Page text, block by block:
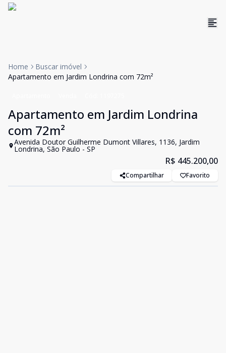
Home
Buscar imóvel
Apartamento em Jardim Londrina com 72m²
Apartamento em Jardim Londrina
com 72m²
Avenida Doutor Guilherme Dumont Villares, 1136, Jardim
Londrina, São Paulo - SP
R$ 445.200,00
Compartilhar Favorito